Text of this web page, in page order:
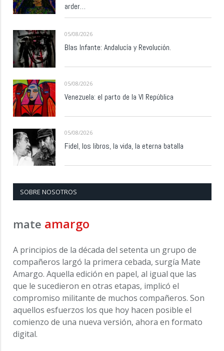
arder…
05/08/2026
Blas Infante: Andalucía y Revolución.
05/08/2026
Venezuela: el parto de la VI República
05/08/2026
Fidel, los libros, la vida, la eterna batalla
SOBRE NOSOTROS
mate amargo
A principios de la década del setenta un grupo de
compañeros largó la primera cebada, surgía Mate
Amargo. Aquella edición en papel, al igual que las
que le sucedieron en otras etapas, implicó el
compromiso militante de muchos compañeros. Son
aquellos esfuerzos los que hoy hacen posible el
comienzo de una nueva versión, ahora en formato
digital.